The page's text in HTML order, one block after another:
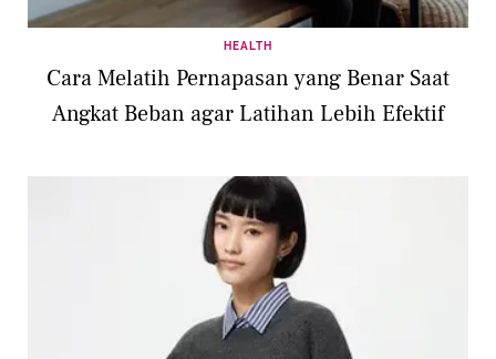
HEALTH
Cara Melatih Pernapasan yang Benar Saat
Angkat Beban agar Latihan Lebih Efektif